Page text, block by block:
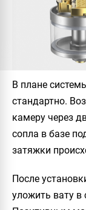
В плане
стандартно.
камеру через
сопла в базе
затяжки
После
уложить вату в